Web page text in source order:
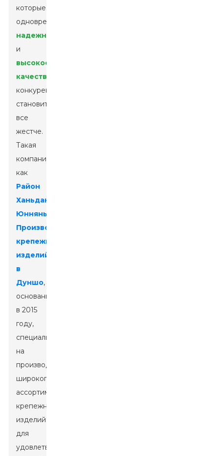
которые
одновременно
надежный
и
высокое
качество
конкуренция
становится
все
жестче.
Такая
компания,
как
Район
Ханьдань
Юннянь
Производство
крепежных
изделий
в
Дуншо,
основанная
в 2015
году,
специализируется
на
производстве
широкого
ассортимента
крепежных
изделий
для
удовлетворения